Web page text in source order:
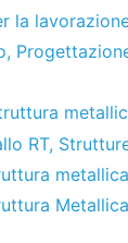
la
,
RT,
metallica
Metallica